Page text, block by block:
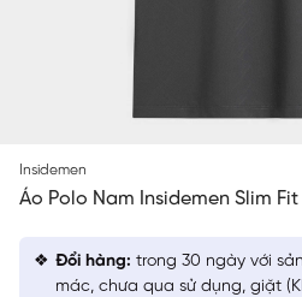
Insidemen
Áo Polo Nam Insidemen Slim Fit
Đổi hàng: trong 30 ngày với
mác, chưa qua sử dụng, giặt